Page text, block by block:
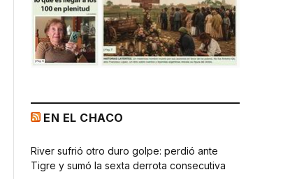
EN EL CHACO
River sufrió otro duro golpe: perdió ante
Tigre y sumó la sexta derrota consecutiva